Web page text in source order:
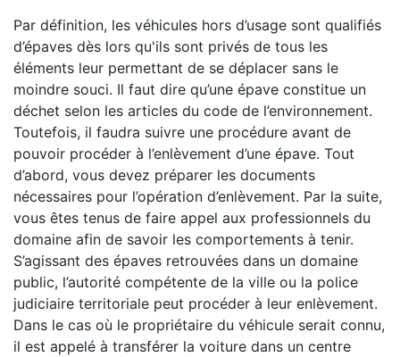
Par définition, les véhicules hors d’usage sont qualifiés
d’épaves dès lors qu'ils sont privés de tous les
éléments leur permettant de se déplacer sans le
moindre souci. Il faut dire qu’une épave constitue un
déchet selon les articles du code de l’environnement.
Toutefois, il faudra suivre une procédure avant de
pouvoir procéder à l’enlèvement d’une épave. Tout
d’abord, vous devez préparer les documents
nécessaires pour l’opération d’enlèvement. Par la suite,
vous êtes tenus de faire appel aux professionnels du
domaine afin de savoir les comportements à tenir.
S’agissant des épaves retrouvées dans un domaine
public, l’autorité compétente de la ville ou la police
judiciaire territoriale peut procéder à leur enlèvement.
Dans le cas où le propriétaire du véhicule serait connu,
il est appelé à transférer la voiture dans un centre